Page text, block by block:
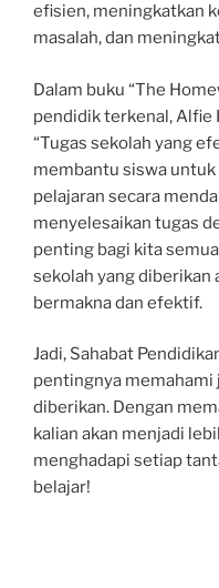
efisien, meningkatkan
masalah, dan
Dalam buku “The
pendidik terkenal, Alfie
“Tugas sekolah yang
membantu siswa
pelajaran secara
menyelesaikan tugas
penting bagi kita
sekolah yang diberikan
bermakna dan efektif.
Jadi, Sahabat
pentingnya memahami
diberikan. Dengan
kalian akan menjadi
menghadapi setiap
belajar!